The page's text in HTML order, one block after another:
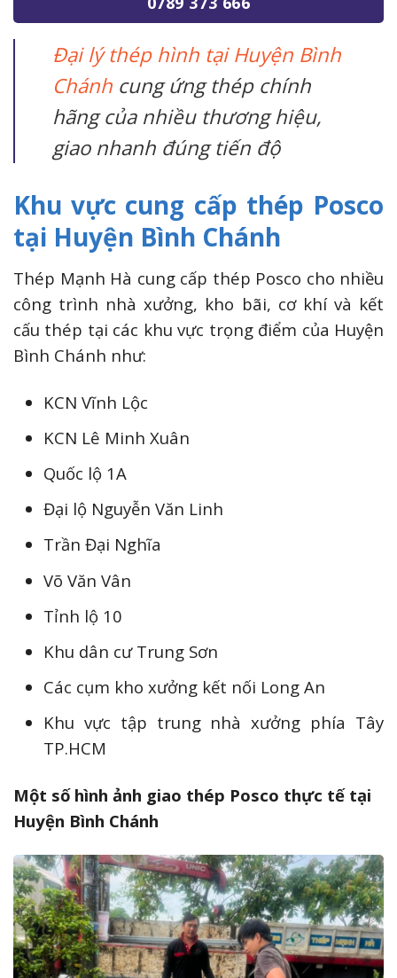
Đại lý thép hình tại Huyện Bình
Chánhcung ứng thép chính
hãng của nhiều thương hiệu,
giao nhanh đúng tiến độ
Khu vực cung cấp thép Posco
tại Huyện Bình Chánh
Thép Mạnh Hà cung cấp thép Posco cho nhiều
công trình nhà xưởng, kho bãi, cơ khí và kết
cấu thép tại các khu vực trọng điểm của Huyện
Bình Chánh như:
KCN Vĩnh Lộc
KCN Lê Minh Xuân
Quốc lộ 1A
Đại lộ Nguyễn Văn Linh
Trần Đại Nghĩa
Võ Văn Vân
Tỉnh lộ 10
Khu dân cư Trung Sơn
Các cụm kho xưởng kết nối Long An
Khu vực tập trung nhà xưởng phía Tây
TP.HCM
Một số hình ảnh giao thép Posco thực tế tại
Huyện Bình Chánh